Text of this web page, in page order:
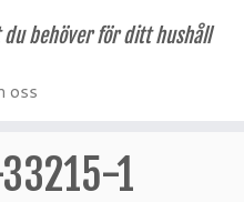
du behöver för ditt hushåll
oss
1